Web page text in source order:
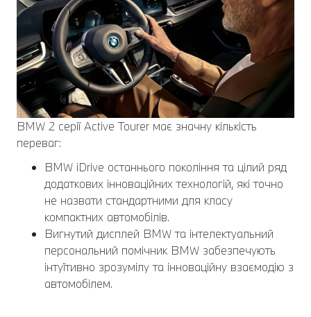
BMW 2 серії Active Tourer має значну кількість
переваг:
BMW iDrive останнього покоління та цілий ряд
додаткових інноваційних технологій, які точно
не назвати стандартними для класу
компактних автомобілів.
Вигнутий дисплей BMW та інтелектуальний
персональний помічник BMW забезпечують
інтуїтивно зрозумілу та інноваційну взаємодію з
автомобілем.